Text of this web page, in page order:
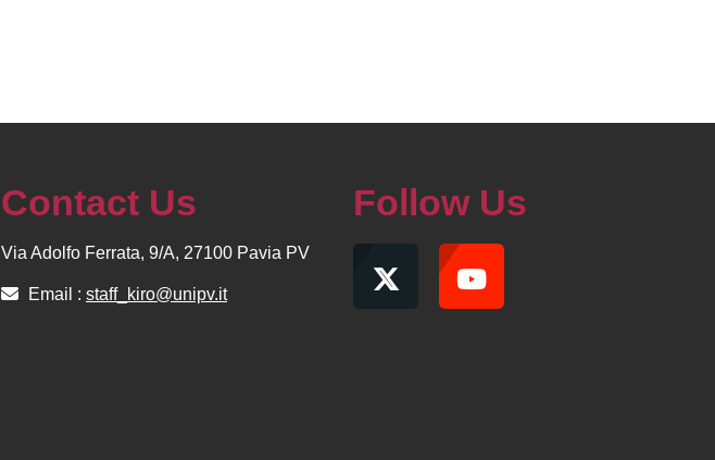
Contact Us
Via Adolfo Ferrata, 9/A, 27100 Pavia PV
Email : staff_kiro@unipv.it
Follow Us